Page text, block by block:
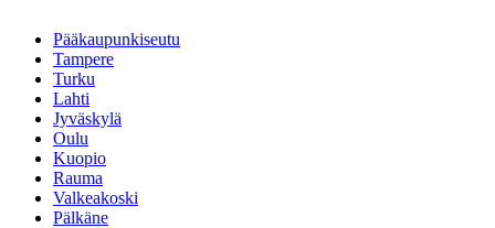
Pääkaupunkiseutu
Tampere
Turku
Lahti
Jyväskylä
Oulu
Kuopio
Rauma
Valkeakoski
Pälkäne